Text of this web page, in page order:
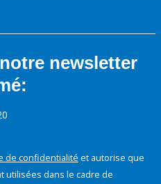
newsletter
de confidentialité et autorise que
dans le cadre de